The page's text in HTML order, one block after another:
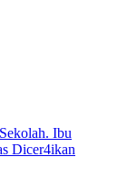
Ibu
Dicer4ikan